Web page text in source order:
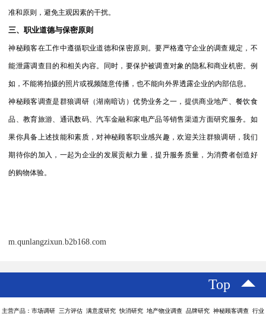
准和原则，避免主观因素的干扰。
三、职业道德与保密原则
神秘顾客在工作中遵循职业道德和保密原则。要严格遵守企业的调查规定，不
能泄露调查目的和相关内容。同时，要保护被调查对象的隐私和商业机密。例
如，不能将拍摄的照片或视频随意传播，也不能向外界透露企业的内部信息。
神秘顾客调查是群狼调研（湖南暗访）优势业务之一，提供商业地产、餐饮食
品、教育旅游、通讯数码、汽车金融和家电产品等销售渠道方面研究服务。如
果你具备上述技能和素质，对神秘顾客职业感兴趣，欢迎关注群狼调研，我们
期待你的加入，一起为企业的发展贡献力量，提升服务质量，为消费者创造好
的购物体验。
m.qunlangzixun.b2b168.com
Top
主营产品：市场调研 三方评估 满意度研究 快消研究 地产物业调查 品牌研究 神秘顾客调查 行业